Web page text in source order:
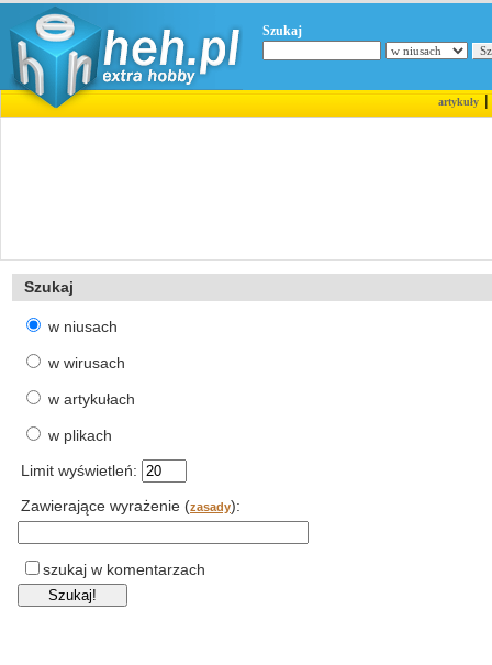
Szukaj
artykuły|
Szukaj
w niusach
w wirusach
w artykułach
w plikach
Limit wyświetleń:
Zawierające wyrażenie (zasady):
szukaj w komentarzach